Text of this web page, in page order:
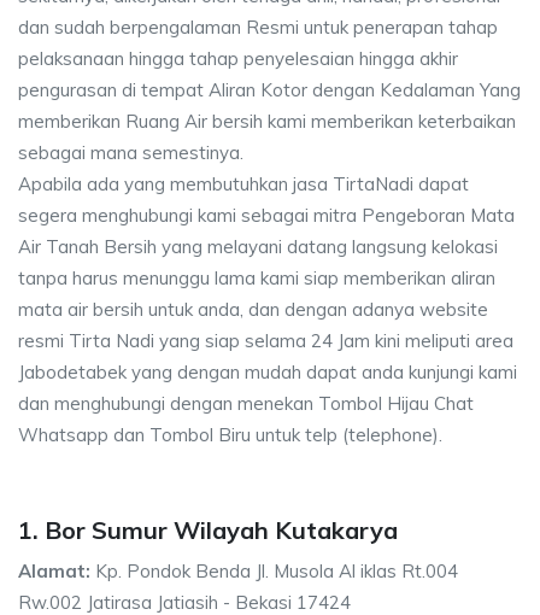
dan sudah berpengalaman Resmi untuk penerapan tahap
pelaksanaan hingga tahap penyelesaian hingga akhir
pengurasan di tempat Aliran Kotor dengan Kedalaman Yang
memberikan Ruang Air bersih kami memberikan keterbaikan
sebagai mana semestinya.
Apabila ada yang membutuhkan jasa TirtaNadi dapat
segera menghubungi kami sebagai mitra Pengeboran Mata
Air Tanah Bersih yang melayani datang langsung kelokasi
tanpa harus menunggu lama kami siap memberikan aliran
mata air bersih untuk anda, dan dengan adanya website
resmi Tirta Nadi yang siap selama 24 Jam kini meliputi area
Jabodetabek yang dengan mudah dapat anda kunjungi kami
dan menghubungi dengan menekan Tombol Hijau Chat
Whatsapp dan Tombol Biru untuk telp (telephone).
1. Bor Sumur Wilayah Kutakarya
Alamat: Kp. Pondok Benda Jl. Musola Al iklas Rt.004
Rw.002 Jatirasa Jatiasih - Bekasi 17424